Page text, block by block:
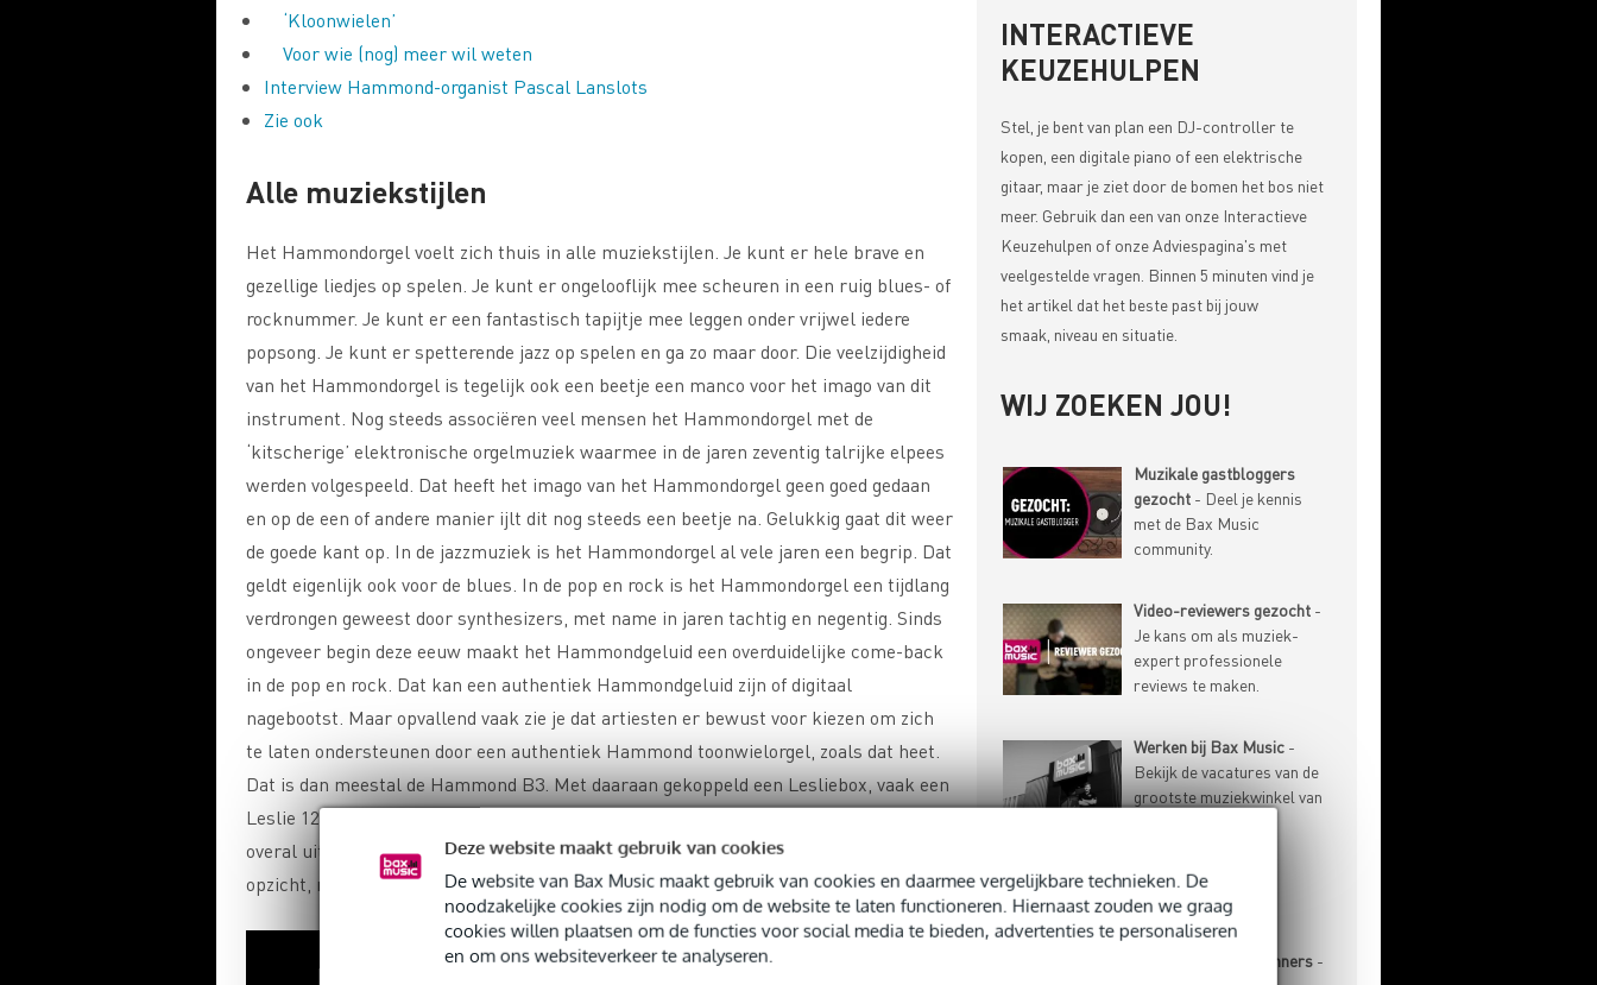
Deze website maakt gebruik van cookies
De website van Bax Music maakt gebruik van cookies en daarmee vergelijkbare technieken. De
noodzakelijke cookies zijn nodig om de website te laten functioneren. Hiernaast zouden we graag
cookies willen plaatsen om de functies voor social media te bieden, advertenties te personaliseren
en om ons websiteverkeer te analyseren.
‘Kloonwielen’
Voor wie (nog) meer wil weten
Interview Hammond-organist Pascal Lanslots
Zie ook
Alle muziekstijlen
Het Hammondorgel voelt zich thuis in alle muziekstijlen. Je kunt er hele brave en
gezellige liedjes op spelen. Je kunt er ongelooflijk mee scheuren in een ruig blues- of
rocknummer. Je kunt er een fantastisch tapijtje mee leggen onder vrijwel iedere
popsong. Je kunt er spetterende jazz op spelen en ga zo maar door. Die veelzijdigheid
van het Hammondorgel is tegelijk ook een beetje een manco voor het imago van dit
instrument. Nog steeds associëren veel mensen het Hammondorgel met de
‘kitscherige’ elektronische orgelmuziek waarmee in de jaren zeventig talrijke elpees
werden volgespeeld. Dat heeft het imago van het Hammondorgel geen goed gedaan
en op de een of andere manier ijlt dit nog steeds een beetje na. Gelukkig gaat dit weer
de goede kant op. In de jazzmuziek is het Hammondorgel al vele jaren een begrip. Dat
geldt eigenlijk ook voor de blues. In de pop en rock is het Hammondorgel een tijdlang
verdrongen geweest door synthesizers, met name in jaren tachtig en negentig. Sinds
ongeveer begin deze eeuw maakt het Hammondgeluid een overduidelijke come-back
in de pop en rock. Dat kan een authentiek Hammondgeluid zijn of digitaal
nagebootst. Maar opvallend vaak zie je dat artiesten er bewust voor kiezen om zich
te laten ondersteunen door een authentiek Hammond toonwielorgel, zoals dat heet.
Dat is dan meestal de Hammond B3. Met daaraan gekoppeld een Lesliebox, vaak een
Leslie 122 of 147. Ken je het typische Hammondgeluid eenmaal, dan haal je het
overal uit. Maar wat maakt een Hammond toonwielorgel, in technisch en muzikaal
opzicht, nu zo bijzonder?
INTERACTIEVE
KEUZEHULPEN
Stel, je bent van plan een DJ-controller te
kopen, een digitale piano of een elektrische
gitaar, maar je ziet door de bomen het bos niet
meer. Gebruik dan een van onze Interactieve
Keuzehulpen of onze Adviespagina's met
veelgestelde vragen . Binnen 5 minuten vind je
het artikel dat het beste past bij jouw
smaak, niveau en situatie.
WIJ ZOEKEN JOU!
Muzikale gastbloggers
gezocht - Deel je kennis
met de Bax Music
community.
Video-reviewers gezocht -
Je kans om als muziek-
expert professionele
reviews te maken.
Werken bij Bax Music -
Bekijk de vacatures van de
grootste muziekwinkel van
TOP-ARTIKELEN
Basgitaar voor beginners -